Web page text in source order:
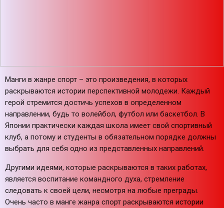
Манги в жанре спорт – это произведения, в которых
раскрываются истории перспективной молодежи. Каждый
герой стремится достичь успехов в определенном
направлении, будь то волейбол, футбол или баскетбол. В
Японии практически каждая школа имеет свой спортивный
клуб, а потому и студенты в обязательном порядке должны
выбрать для себя одно из представленных направлений.
Другими идеями, которые раскрываются в таких работах,
является воспитание командного духа, стремление
следовать к своей цели, несмотря на любые преграды.
Очень часто в манге жанра спорт раскрываются истории